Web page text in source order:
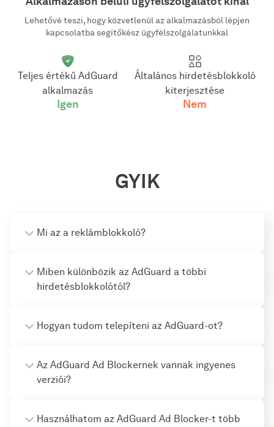
Lehetővé teszi, hogy közvetlenül az alkalmazásból lépjen
kapcsolatba segítőkész ügyfélszolgálatunkkal
Teljes értékű AdGuard
alkalmazás
Igen
Általános hirdetésblokkoló
kiterjesztése
Nem
GYIK
Mi az a reklámblokkoló?
Miben különbözik az AdGuard a többi
hirdetésblokkolótól?
Hogyan tudom telepíteni az AdGuard-ot?
Az AdGuard Ad Blockernek vannak ingyenes
verziói?
Használhatom az AdGuard Ad Blocker-t több